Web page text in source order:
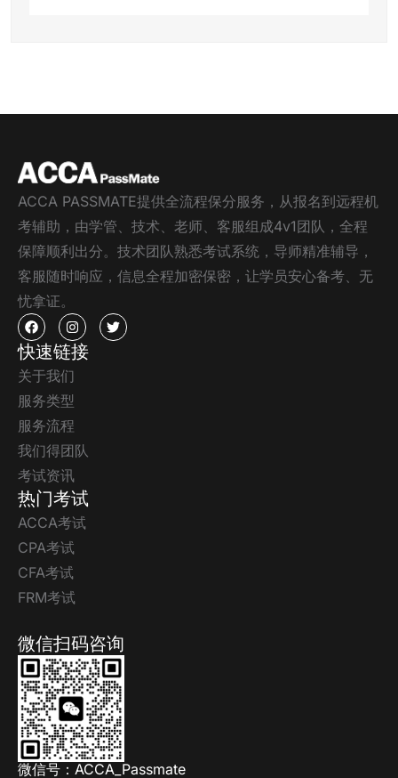
ACCA PASSMATE提供全流程保分服务，从报名到远程机
考辅助，由学管、技术、老师、客服组成4v1团队，全程
保障顺利出分。技术团队熟悉考试系统，导师精准辅导，
客服随时响应，信息全程加密保密，让学员安心备考、无
忧拿证。
快速链接
关于我们
服务类型
服务流程
我们得团队
考试资讯
热门考试
ACCA考试
CPA考试
CFA考试
FRM考试
微信扫码咨询
微信号：ACCA_Passmate